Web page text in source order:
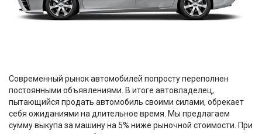
Современный рынок автомобилей попросту переполнен
постоянными объявлениями. В итоге автовладелец,
пытающийся продать автомобиль своими силами, обрекает
себя ожиданиями на длительное время. Мы предлагаем
сумму выкупа за машину на 5% ниже рыночной стоимости. При